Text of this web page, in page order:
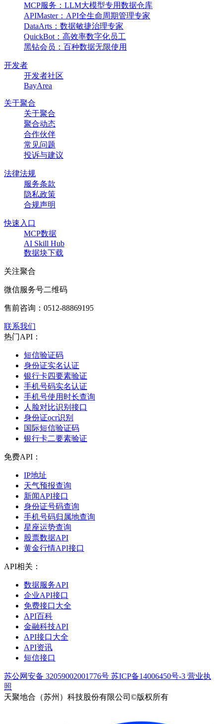
MCP服务：LLM大模型专用数据仓库
APIMaster：API全生命周期管理专家
DataArts：数据敏捷治理专家
QuickBot：高效率数字化员工
黑钻会员：百种数据无限使用
开发者
开发者社区
BayArea
关于聚合
关于聚合
聚合动态
合作伙伴
常见问题
投诉与建议
法律法规
服务条款
隐私政策
合规声明
快速入口
MCP数据
AI Skill Hub
数据块下载
关注聚合
微信服务号二维码
售前咨询： 0512-88869195
联系我们
热门API：
短信验证码
身份证实名认证
银行卡四要素验证
手机号码实名认证
手机号使用时长查询
人脸对比识别接口
身份证ocr识别
国际短信验证码
银行卡二要素验证
免费API：
IP地址
天气预报查询
新闻API接口
身份证号码查询
手机号码归属地查询
星座运势查询
股票数据API
黄金行情API接口
API相关：
数据服务API
企业API接口
免费接口大全
API百科
金融科技API
API接口大全
API资讯
短信接口
苏公网安备 32059002001776号 苏ICP备14006450号-3 营业执
照
天聚地合（苏州）科技股份有限公司©版权所有